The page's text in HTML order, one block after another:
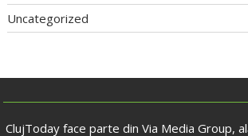
Uncategorized
ClujToday face parte din Via Media Group,